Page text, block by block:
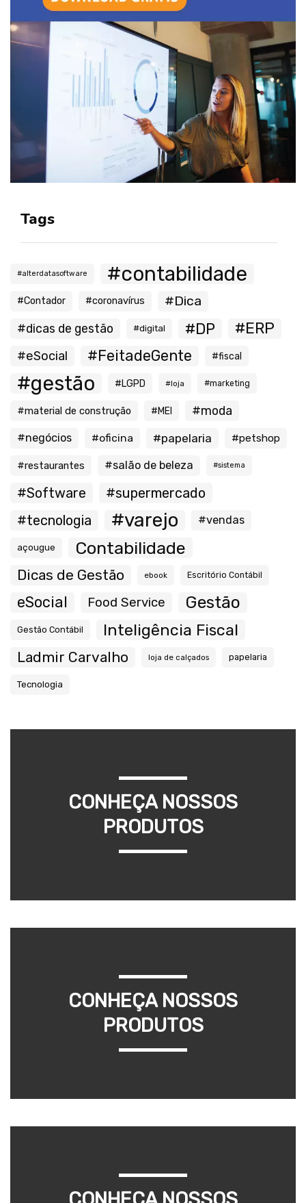
Tags
#alterdatasoftware #contabilidade
#Contador #coronavírus #Dica
#dicas de gestão #digital #DP #ERP
#eSocial #FeitadeGente #fiscal
#gestão #LGPD #loja #marketing
#material de construção #MEI #moda
#negócios #oficina #papelaria #petshop
#restaurantes #salão de beleza #sistema
#Software
#supermercado
#tecnologia
#varejo #vendas
açougue Contabilidade
Dicas de Gestão ebook Escritório Contábil
eSocial Food Service Gestão
Gestão Contábil Inteligência Fiscal
Ladmir Carvalho loja de calçados papelaria
Tecnologia
CONHEÇA NOSSOS
PRODUTOS
CONHEÇA NOSSOS
PRODUTOS